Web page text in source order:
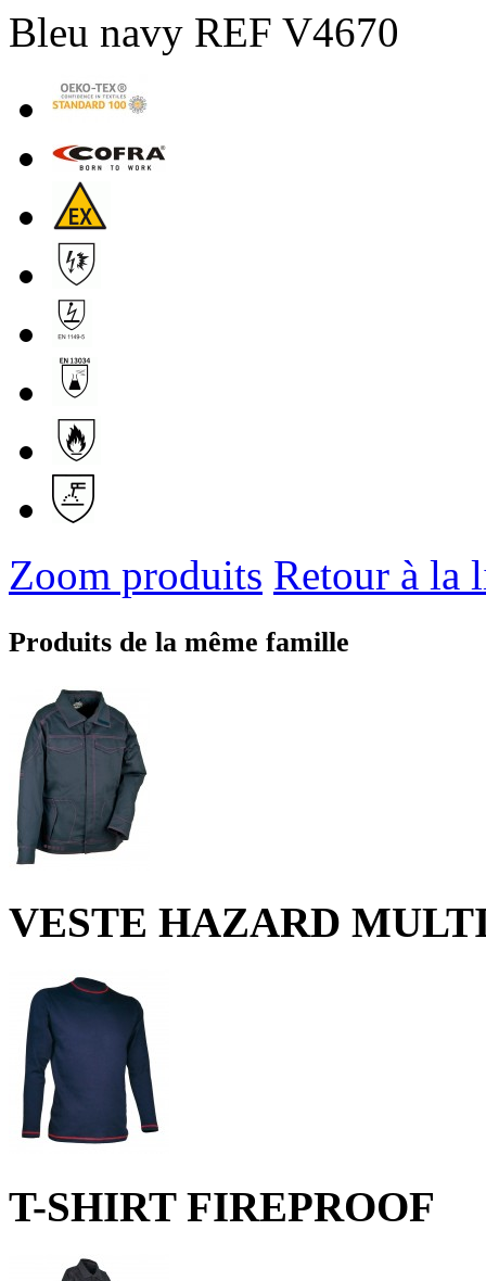
Bleu navy REF V4670
Zoom produits Retour à la
Produits de la même famille
VESTE HAZARD
T-SHIRT FIREPROOF